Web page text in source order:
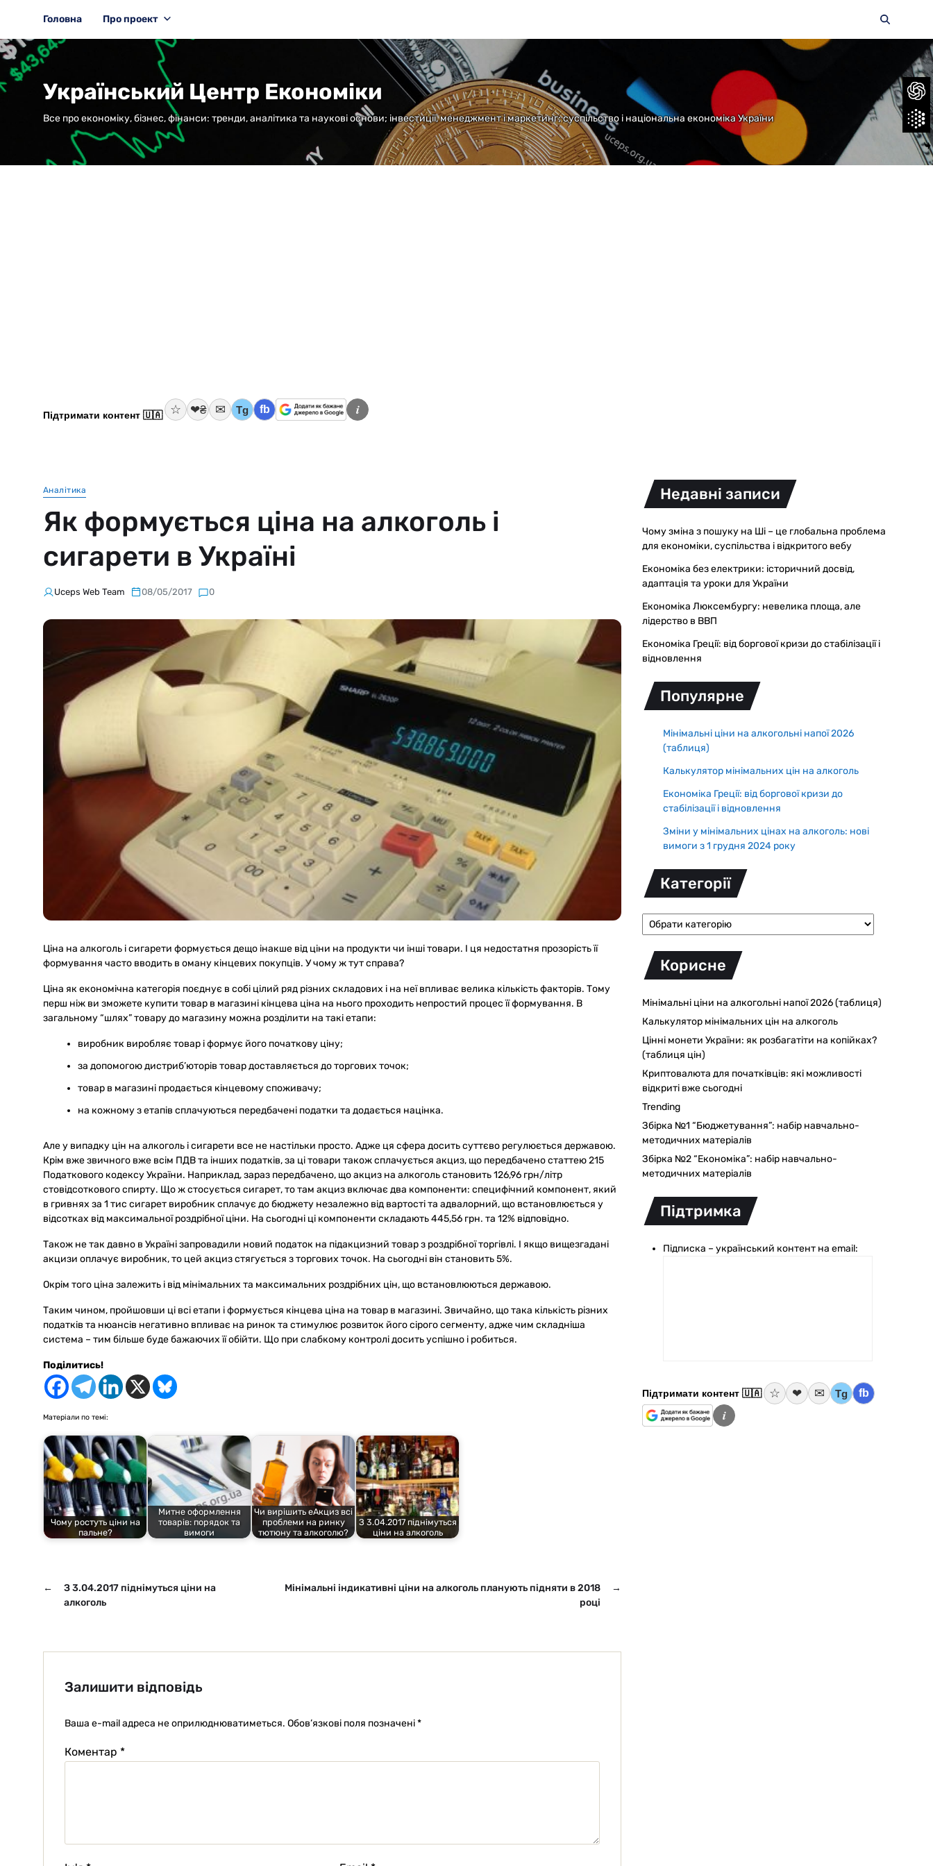
Головна Про проект
Український Центр Економіки
Все про економіку, бізнес, фінанси: тренди, аналітика та наукові основи; інвестиції, менеджмент і маркетинг; суспільство і національна економіка України
Підтримати контент 🇺🇦 ☆ ❤₴ ✉ Tg fb i
Аналітика
Як формується ціна на алкоголь і
сигарети в Україні
Uceps Web Team 08/05/2017 0
Ціна на алкоголь і сигарети формується дещо інакше від ціни на продукти чи інші товари. І ця недостатня прозорість її
формування часто вводить в оману кінцевих покупців. У чому ж тут справа?
Ціна як економічна категорія поєднує в собі цілий ряд різних складових і на неї впливає велика кількість факторів. Тому
перш ніж ви зможете купити товар в магазині кінцева ціна на нього проходить непростий процес її формування. В
загальному “шлях” товару до магазину можна розділити на такі етапи:
виробник виробляє товар і формує його початкову ціну;
за допомогою дистриб’юторів товар доставляється до торгових точок;
товар в магазині продається кінцевому споживачу;
на кожному з етапів сплачуються передбачені податки та додається націнка.
Але у випадку цін на алкоголь і сигарети все не настільки просто. Адже ця сфера досить суттєво регулюється державою.
Крім вже звичного вже всім ПДВ та інших податків, за ці товари також сплачується акциз, що передбачено статтею 215
Податкового кодексу України. Наприклад, зараз передбачено, що акциз на алкоголь становить 126,96 грн/літр
стовідсоткового спирту. Що ж стосується сигарет, то там акциз включає два компоненти: специфічний компонент, який
в гривнях за 1 тис сигарет виробник сплачує до бюджету незалежно від вартості та адвалорний, що встановлюється у
відсотках від максимальної роздрібної ціни. На сьогодні ці компоненти складають 445,56 грн. та 12% відповідно.
Також не так давно в Україні запровадили новий податок на підакцизний товар з роздрібної торгівлі. І якщо вищезгадані
акцизи оплачує виробник, то цей акциз стягується з торгових точок. На сьогодні він становить 5%.
Окрім того ціна залежить і від мінімальних та максимальних роздрібних цін, що встановлюються державою.
Таким чином, пройшовши ці всі етапи і формується кінцева ціна на товар в магазині. Звичайно, що така кількість різних
податків та нюансів негативно впливає на ринок та стимулює розвиток його сірого сегменту, адже чим складніша
система – тим більше буде бажаючих її обійти. Що при слабкому контролі досить успішно і робиться.
Поділитись!
Матеріали по темі:
Чому ростуть ціни на
пальне?
Митне оформлення
товарів: порядок та
вимоги
Чи вирішить еАкциз всі
проблеми на ринку
тютюну та алкоголю?
З 3.04.2017 піднімуться
ціни на алкоголь
←
З 3.04.2017 піднімуться ціни на
алкоголь
→
Мінімальні індикативні ціни на алкоголь планують підняти в 2018
році
Залишити відповідь
Ваша e-mail адреса не оприлюднюватиметься. Обов’язкові поля позначені*
Коментар *
Недавні записи
Чому зміна з пошуку на Ші – це глобальна проблема
для економіки, суспільства і відкритого вебу
Економіка без електрики: історичний досвід,
адаптація та уроки для України
Економіка Люксембургу: невелика площа, але
лідерство в ВВП
Економіка Греції: від боргової кризи до стабілізації і
відновлення
Популярне
Мінімальні ціни на алкогольні напої 2026
(таблиця)
Калькулятор мінімальних цін на алкоголь
Економіка Греції: від боргової кризи до
стабілізації і відновлення
Зміни у мінімальних цінах на алкоголь: нові
вимоги з 1 грудня 2024 року
Категорії
Корисне
Мінімальні ціни на алкогольні напої 2026 (таблиця)
Калькулятор мінімальних цін на алкоголь
Цінні монети України: як розбагатіти на копійках?
(таблиця цін)
Криптовалюта для початківців: які можливості
відкриті вже сьогодні
Trending
Збірка №1 “Бюджетування”: набір навчально-
методичних матеріалів
Збірка №2 “Економіка”: набір навчально-
методичних матеріалів
Підтримка
Підписка – український контент на email:
Підтримати контент 🇺🇦 ☆ ❤ ✉ Tg fb
i